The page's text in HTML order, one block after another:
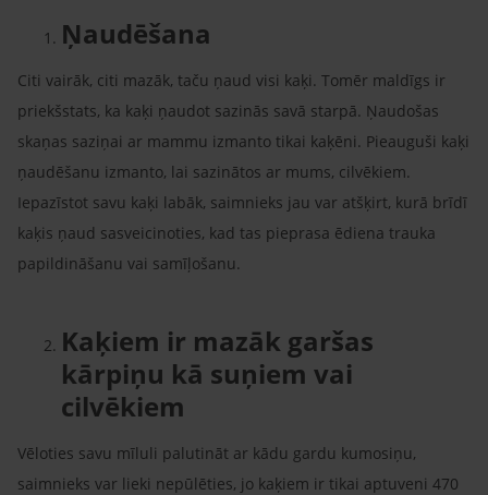
Ņaudēšana
Citi vairāk, citi mazāk, taču ņaud visi kaķi. Tomēr maldīgs ir
priekšstats, ka kaķi ņaudot sazinās savā starpā. Ņaudošas
skaņas saziņai ar mammu izmanto tikai kaķēni. Pieauguši kaķi
ņaudēšanu izmanto, lai sazinātos ar mums, cilvēkiem.
Iepazīstot savu kaķi labāk, saimnieks jau var atšķirt, kurā brīdī
kaķis ņaud sasveicinoties, kad tas pieprasa ēdiena trauka
papildināšanu vai samīļošanu.
Kaķiem ir mazāk garšas
kārpiņu kā suņiem vai
cilvēkiem
Vēloties savu mīluli palutināt ar kādu gardu kumosiņu,
saimnieks var lieki nepūlēties, jo kaķiem ir tikai aptuveni 470